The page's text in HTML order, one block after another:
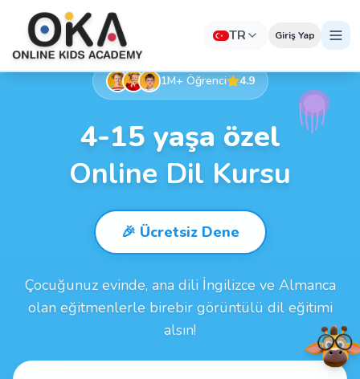
TR Giriş Yap
1M+ Öğrenci 4.9
4-15 yaşa özel
Online Dil Kursu
🎉 Ücretsiz Dene
Çocuğunuz evinde, ana dili İngilizce ve Almanca
olan eğitmenlerle birebir görüntülü dil eğitimi
alsın!